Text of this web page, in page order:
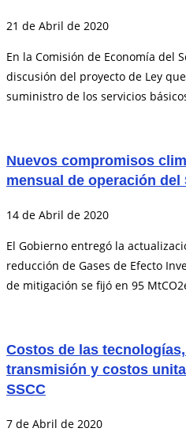
21 de Abril de 2020
En la Comisión de Economía del
discusión del proyecto de Ley
suministro de los servicios
Nuevos compromisos
mensual de operación del
14 de Abril de 2020
El Gobierno entregó la
reducción de Gases de Efecto
de mitigación se fijó en 95
Costos de las
transmisión y costos
SSCC
7 de Abril de 2020